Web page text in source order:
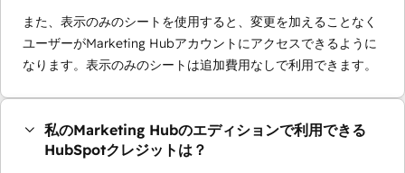
また、表示のみのシートを使用すると、変更を加えることなく
ユーザーがMarketing Hubアカウントにアクセスできるように
なります。表示のみのシートは追加費用なしで利用できます。
私のMarketing Hubのエディションで利用できる
HubSpotクレジットは？